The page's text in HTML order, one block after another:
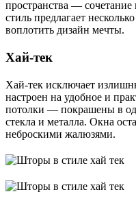
пространства ―
стиль предлагает
воплотить дизайн мечты.
Хай-тек
Хай-тек исключает
настроен на удобное и
потолки ― покрашены в
стекла и металла. Окна
неброскими жалюзями.